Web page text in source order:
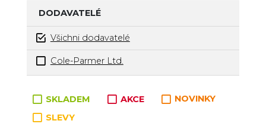
DODAVATELÉ
Všichni dodavatelé
Cole-Parmer Ltd.
Zboží v kategorii
SKLADEM AKCE
NOVINKY
SLEVY